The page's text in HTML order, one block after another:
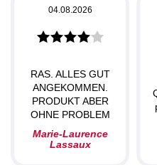
04.08.2026
RAS. ALLES GUT
ANGEKOMMEN.
PRODUKT ABER
OHNE PROBLEM
Marie-Laurence
Lassaux